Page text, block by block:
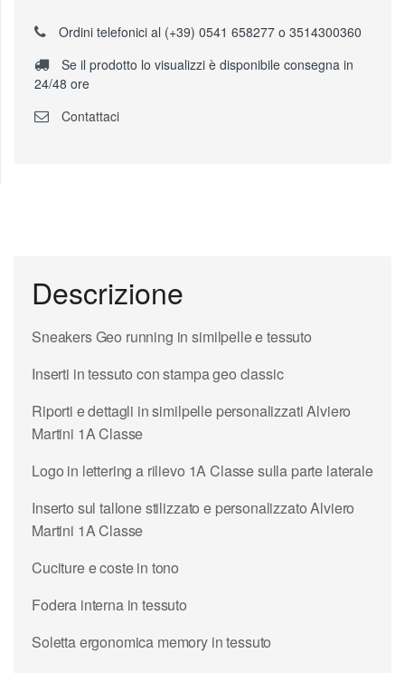
Ordini telefonici al (+39) 0541 658277 o 3514300360
Se il prodotto lo visualizzi è disponibile consegna in
24/48 ore
Contattaci
Descrizione
Sneakers Geo running in similpelle e tessuto
Inserti in tessuto con stampa geo classic
Riporti e dettagli in similpelle personalizzati Alviero
Martini 1A Classe
Logo in lettering a rilievo 1A Classe sulla parte laterale
Inserto sul tallone stilizzato e personalizzato Alviero
Martini 1A Classe
Cuciture e coste in tono
Fodera interna in tessuto
Soletta ergonomica memory in tessuto